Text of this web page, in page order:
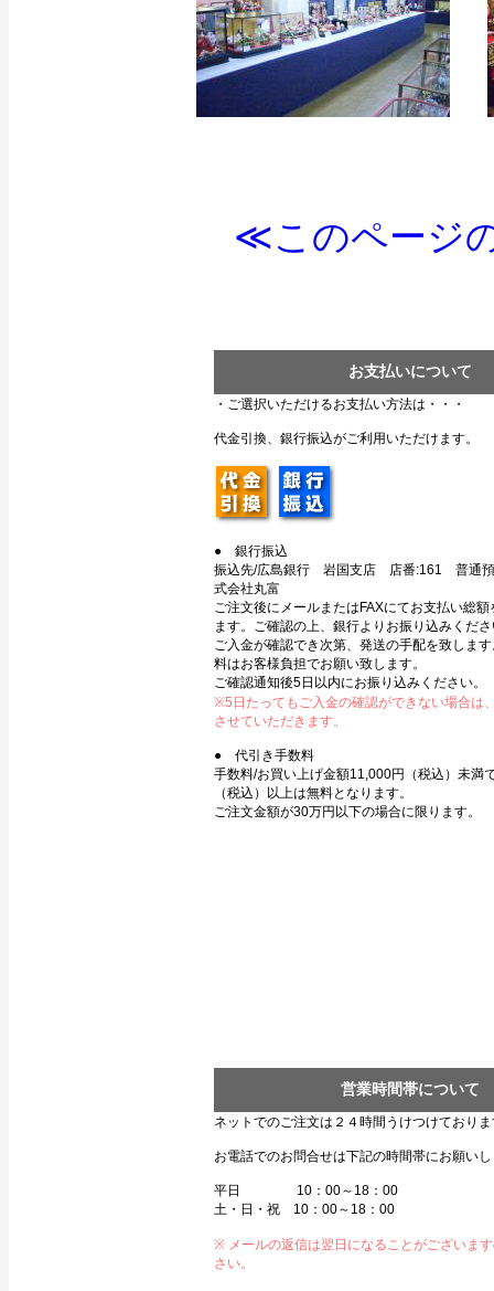
≪このページ
お支払いについて
・ご選択いただけるお支払い方法は・・・
代金引換、銀行振込がご利用いただけます。
● 銀行振込
振込先/広島銀行 岩国支店 店番:161 普通
式会社丸富
ご注文後にメールまたはFAXにてお支払い総
ます。ご確認の上、銀行よりお振り込みくだ
ご入金が確認でき次第、発送の手配を致しま
料はお客様負担でお願い致します。
ご確認通知後5日以内にお振り込みください。
※5日たってもご入金の確認ができない場合は
させていただきます。
● 代引き手数料
手数料/お買い上げ金額11,000円（税込）未満
（税込）以上は無料となります。
ご注文金額が30万円以下の場合に限ります。
営業時間帯について
ネットでのご注文は２４時間うけつけており
お電話でのお問合せは下記の時間帯にお願い
平日 10：00～18：00
土・日・祝 10：00～18：00
※ メールの返信は翌日になることがございま
さい。